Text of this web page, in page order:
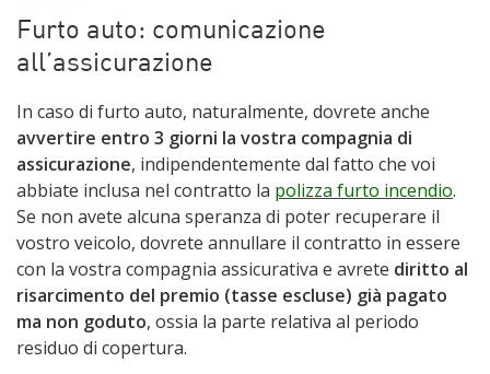
Furto auto: comunicazione
all’assicurazione
In caso di furto auto, naturalmente, dovrete anche
avvertire entro 3 giorni la vostra compagnia di
assicurazione, indipendentemente dal fatto che voi
abbiate inclusa nel contratto la polizza furto incendio.
Se non avete alcuna speranza di poter recuperare il
vostro veicolo, dovrete annullare il contratto in essere
con la vostra compagnia assicurativa e avrete diritto al
risarcimento del premio (tasse escluse) già pagato
ma non goduto, ossia la parte relativa al periodo
residuo di copertura.